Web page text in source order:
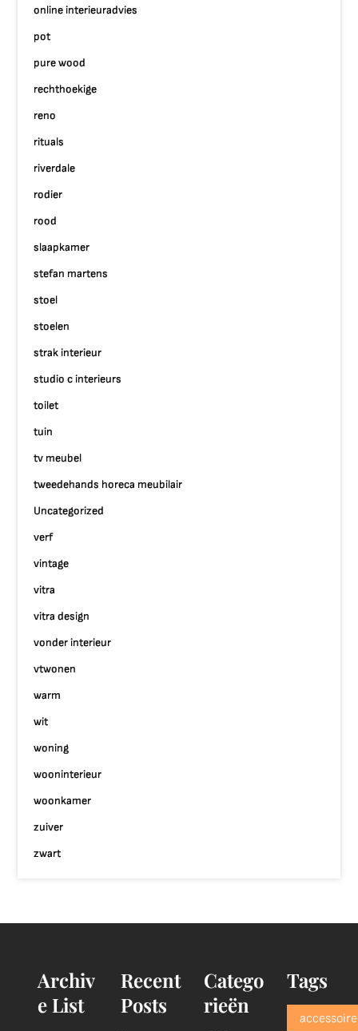
online interieuradvies
pot
pure wood
rechthoekige
reno
rituals
riverdale
rodier
rood
slaapkamer
stefan martens
stoel
stoelen
strak interieur
studio c interieurs
toilet
tuin
tv meubel
tweedehands horeca meubilair
Uncategorized
verf
vintage
vitra
vitra design
vonder interieur
vtwonen
warm
wit
woning
wooninterieur
woonkamer
zuiver
zwart
Archiv
e List
Recent
Posts
Catego
rieën
Tags